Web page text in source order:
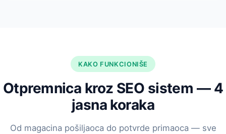
KAKO FUNKCIONIŠE
Otpremnica kroz SEO sistem — 4
jasna koraka
Od magacina pošiljaoca do potvrde primaoca — sve